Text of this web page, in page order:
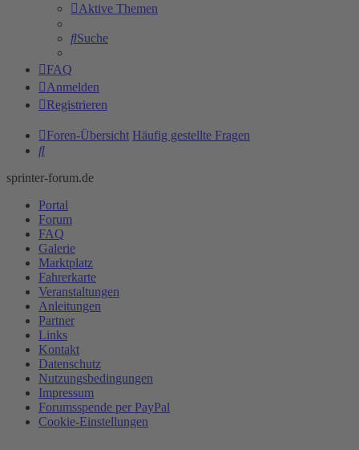
Aktive Themen
Suche
FAQ
Anmelden
Registrieren
Foren-Übersicht Häufig gestellte Fragen
Suche
sprinter-forum.de
Portal
Forum
FAQ
Galerie
Marktplatz
Fahrerkarte
Veranstaltungen
Anleitungen
Partner
Links
Kontakt
Datenschutz
Nutzungsbedingungen
Impressum
Forumsspende per PayPal
Cookie-Einstellungen